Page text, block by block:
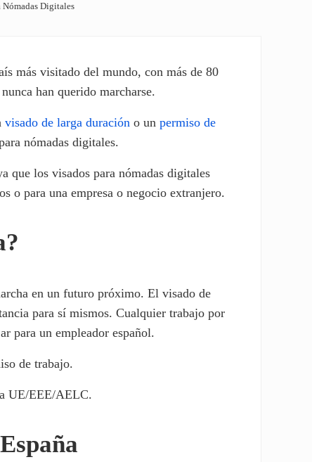
Nómadas Digitales
más visitado del mundo, con más de 80
han querido marcharse.
visado de larga duración o unpermiso de
nómadas digitales.
que los visados para nómadas digitales
o para una empresa o negocio extranjero.
en un futuro próximo. El visado de
para sí mismos. Cualquier trabajo por
para un empleador español.
de trabajo.
UE/EEE/AELC.